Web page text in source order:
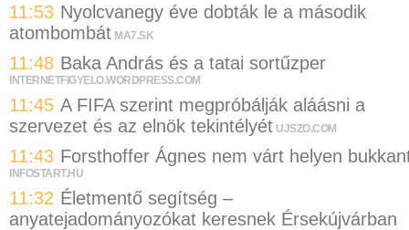
11:53 Nyolcvanegy éve dobták le a második
atombombát MA7.SK
11:48 Baka András és a tatai sortűzper
INTERNETFIGYELO.WORDPRESS.COM
11:45 A FIFA szerint megpróbálják aláásni a
szervezet és az elnök tekintélyét UJSZO.COM
11:43 Forsthoffer Ágnes nem várt helyen
INFOSTART.HU
11:32 Életmentő segítség –
anyatejadományozókat keresnek Érsekújvárban